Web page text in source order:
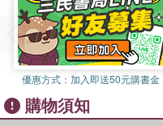
優惠方式： 加入即送50元購書金
購物須知